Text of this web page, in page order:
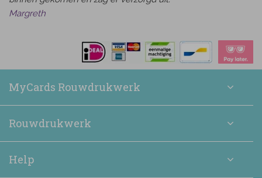
Margreth
MyCards Rouwdrukwerk
Rouwdrukwerk
Help